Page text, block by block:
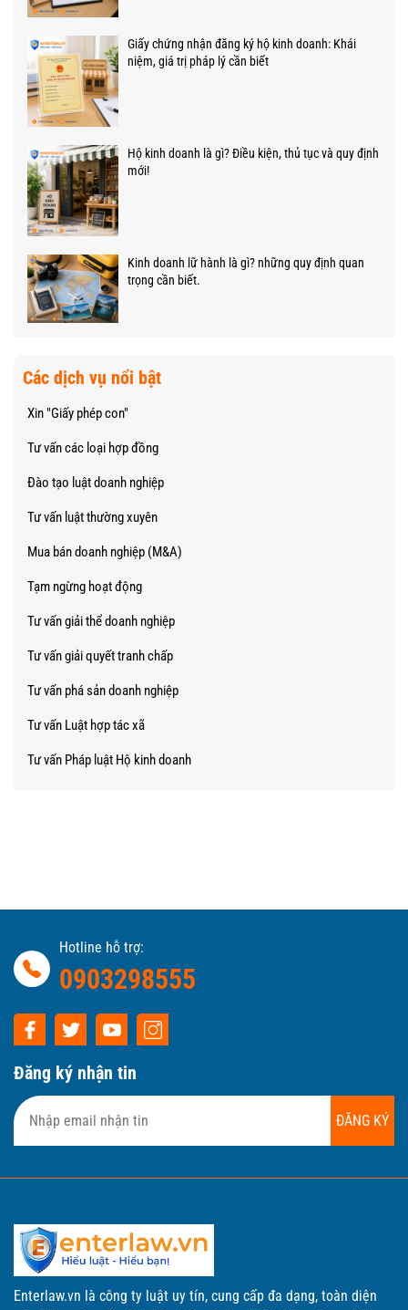
Giấy chứng nhận đăng ký hộ kinh doanh: Khái
niệm, giá trị pháp lý cần biết
Hộ kinh doanh là gì? Điều kiện, thủ tục và quy định
mới!
Kinh doanh lữ hành là gì? những quy định quan
trọng cần biết.
Các dịch vụ nổi bật
Xin "Giấy phép con"
Tư vấn các loại hợp đồng
Đào tạo luật doanh nghiệp
Tư vấn luật thường xuyên
Mua bán doanh nghiệp (M&A)
Tạm ngừng hoạt động
Tư vấn giải thể doanh nghiệp
Tư vấn giải quyết tranh chấp
Tư vấn phá sản doanh nghiệp
Tư vấn Luật hợp tác xã
Tư vấn Pháp luật Hộ kinh doanh
Hotline hỗ trợ:
0903298555
Đăng ký nhận tin
ĐĂNG KÝ
Enterlaw.vn là công ty luật uy tín, cung cấp đa dạng, toàn diện